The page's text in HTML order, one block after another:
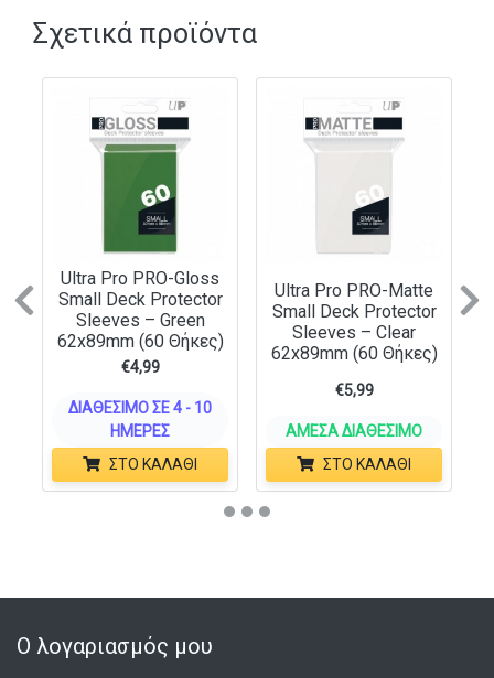
Σχετικά προϊόντα
Ultra Pro PRO-Gloss
Small Deck Protector
Sleeves – Green
62x89mm (60 Θήκες)
€4,99
ΔΙΑΘΈΣΙΜΟ ΣΕ 4 - 10
ΗΜΈΡΕΣ
ΣΤΟ ΚΑΛΆΘΙ
Ultra Pro PRO-Matte
Small Deck Protector
Sleeves – Clear
62x89mm (60 Θήκες)
€5,99
ΆΜΕΣΑ ΔΙΑΘΈΣΙΜΟ
ΣΤΟ ΚΑΛΆΘΙ
Previous
Ο λογαριασμός μου